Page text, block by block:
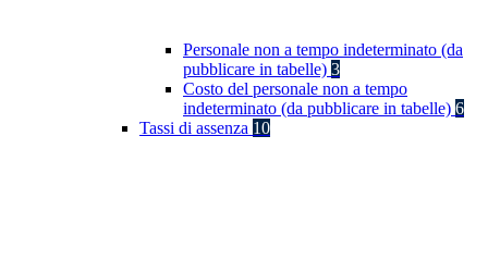
Personale non a tempo indeterminato (da
pubblicare in tabelle) 3
Costo del personale non a tempo
indeterminato (da pubblicare in tabelle) 6
Tassi di assenza 10